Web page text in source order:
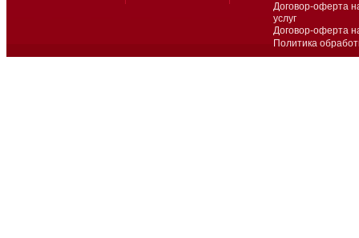
Договор-оферта
услуг
Договор-оферта
Политика